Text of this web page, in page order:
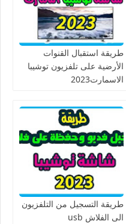
طريقة استقبال القنوات
الأرضية على تلفزيون توشيبا
الاسمارت2023
طريقة التسجيل من التلفزيون
الى الفلاش usb